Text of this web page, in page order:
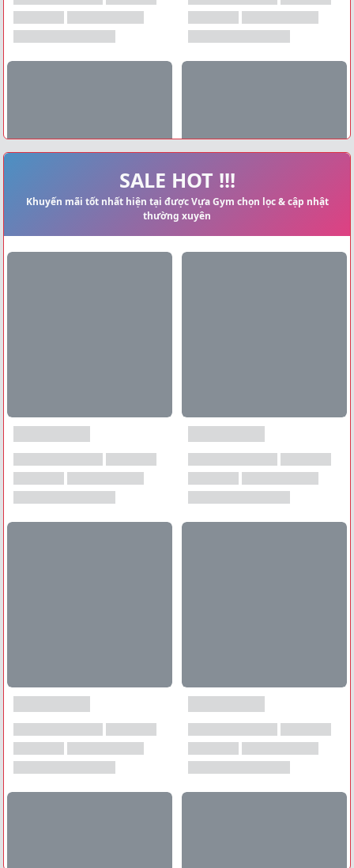
SALE HOT !!!
Khuyến mãi tốt nhất hiện tại được Vựa Gym chọn lọc & cập nhật
thường xuyên